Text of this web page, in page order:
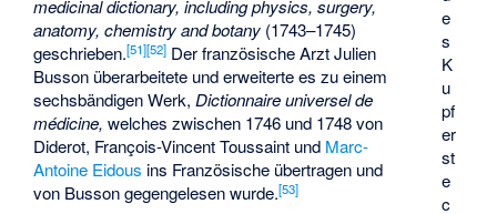
e
s
K
u
pf
er
st
e
c
medicinal dictionary, including physics, surgery,
anatomy, chemistry and botany (1743–1745)
geschrieben.[51][52] Der französische ArztJulien
Busson überarbeitete und erweiterte es zu einem
sechsbändigen Werk,Dictionnaire universel de
médicine, welches zwischen 1746 und 1748 von
Diderot, François-Vincent Toussaint und Marc-
Antoine Eidous ins Französische übertragen und
von Busson gegengelesen wurde.[53]